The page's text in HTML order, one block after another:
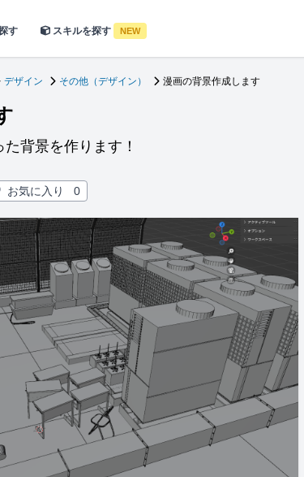
す スキルを探す NEW
デザイン その他（デザイン） 漫画の背景作成します
背景を作ります！
お気に入り 0